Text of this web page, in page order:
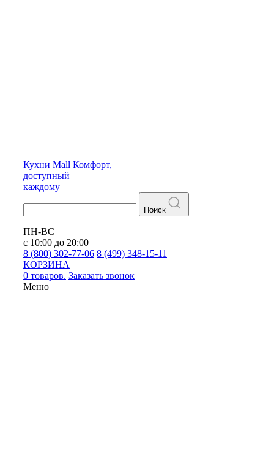
Кухни Mall Комфорт,
доступный
каждому
Поиск
ПН-ВС
с 10:00 до 20:00
8 (800) 302-77-06 8 (499) 348-15-11
КОРЗИНА
0 товаров. Заказать звонок
Меню